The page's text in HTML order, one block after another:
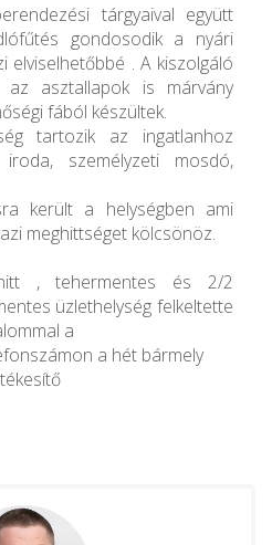
tárgyaival együtt
gondosodik a nyári
elviselhetőbbé . A kiszolgáló
asztallapok is márvány
fából készültek.
tartozik az ingatlanhoz
személyzeti mosdó,
került a helységben ami
meghittséget kölcsönöz.
, tehermentes és 2/2
üzlethelység felkeltette
a
a hét bármely